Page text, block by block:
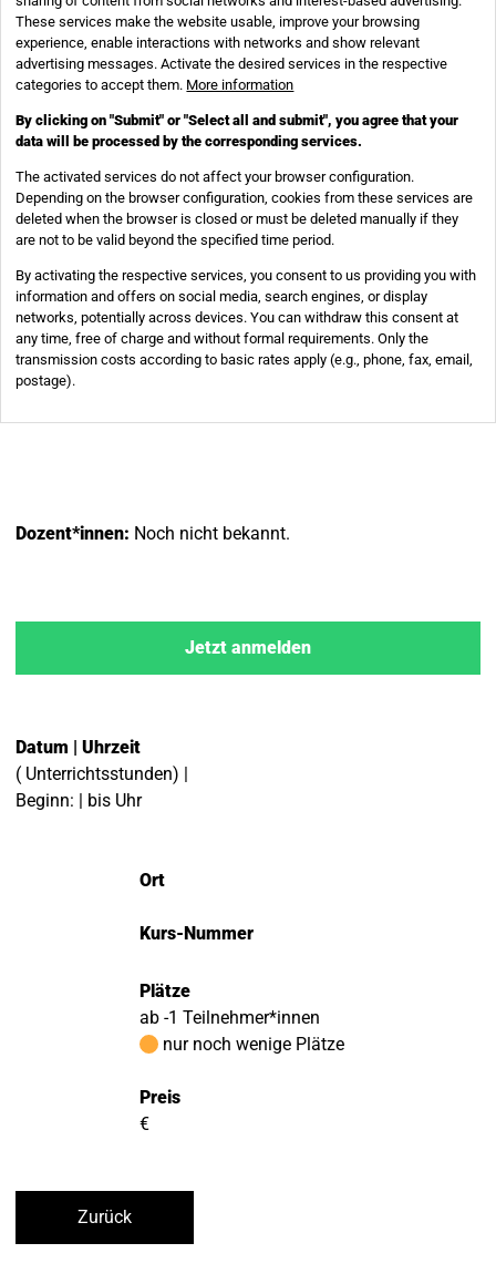
Dozent*innen: Noch nicht bekannt.
Jetzt anmelden
Datum | Uhrzeit
( Unterrichtsstunden) |
Beginn: | bis Uhr
Ort
Kurs-Nummer
Plätze
ab -1 Teilnehmer*innen
nur noch wenige Plätze
Preis
€
Zurück